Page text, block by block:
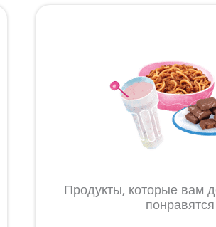
Продукты, которые вам
понравятся